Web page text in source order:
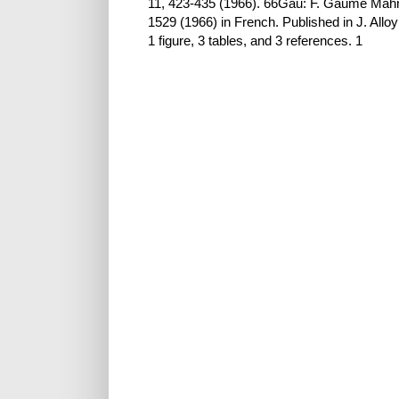
11, 423-435 (1966). 66Gau: F. Gaume
1529 (1966) in French. Published in J.
1 figure, 3 tables, and 3 references. 1